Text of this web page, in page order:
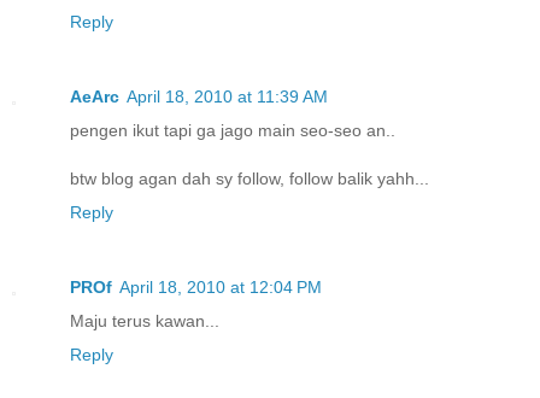
Reply
AeArc April 18, 2010 at 11:39 AM
pengen ikut tapi ga jago main seo-seo an..
btw blog agan dah sy follow, follow balik yahh...
Reply
PROf April 18, 2010 at 12:04 PM
Maju terus kawan...
Reply